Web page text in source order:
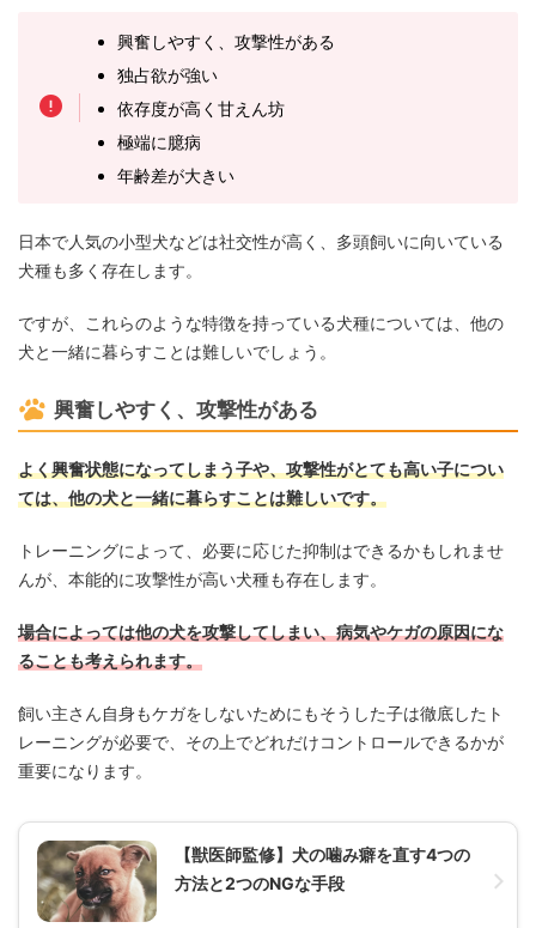
興奮しやすく、攻撃性がある
独占欲が強い
依存度が高く甘えん坊
極端に臆病
年齢差が大きい
日本で人気の小型犬などは社交性が高く、多頭飼いに向いている
犬種も多く存在します。
ですが、これらのような特徴を持っている犬種については、他の
犬と一緒に暮らすことは難しいでしょう。
興奮しやすく、攻撃性がある
よく興奮状態になってしまう子や、攻撃性がとても高い子につい
ては、他の犬と一緒に暮らすことは難しいです。
トレーニングによって、必要に応じた抑制はできるかもしれませ
んが、本能的に攻撃性が高い犬種も存在します。
場合によっては他の犬を攻撃してしまい、病気やケガの原因にな
ることも考えられます。
飼い主さん自身もケガをしないためにもそうした子は徹底したト
レーニングが必要で、その上でどれだけコントロールできるかが
重要になります。
【獣医師監修】犬の噛み癖を直す4つの
方法と2つのNGな手段